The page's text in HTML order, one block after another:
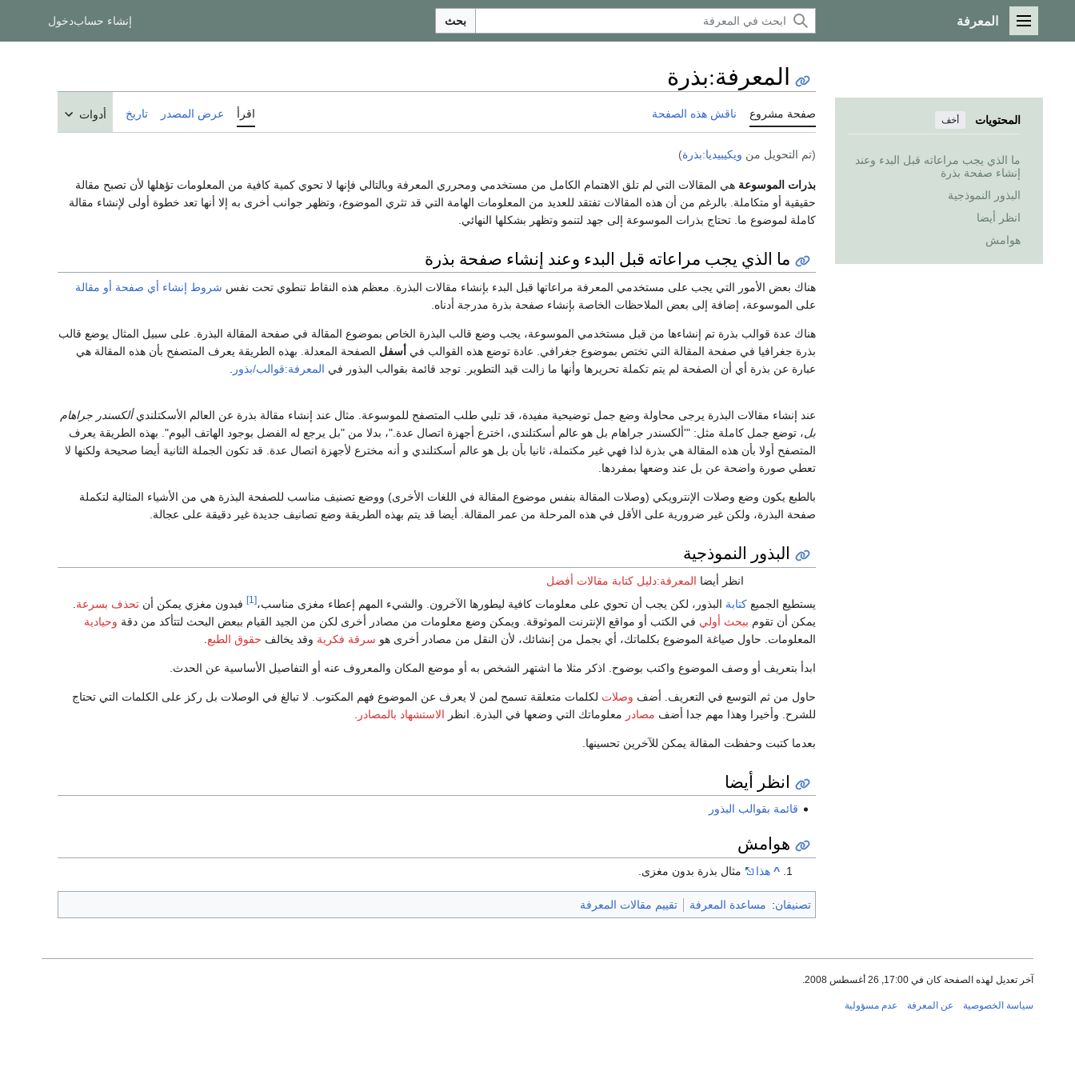
القائمة الرئيسية
المعرفة بحث إنشاء حسابدخول
المحتويات أخف
ما الذي يجب مراعاته قبل البدء وعند
إنشاء صفحة بذرة
البذور النموذجية
انظر أيضا
هوامش
المعرفة:بذرة
صفحة مشروع ناقش هذه الصفحة اقرأ عرض المصدر تاريخ أدوات
(تم التحويل من ويكيبيديا:بذرة)
بذرات الموسوعة هي المقالات التي لم تلق الاهتمام الكامل من مستخدمي ومحرري المعرفة وبالتالي فإنها لا تحوي كمية كافية من المعلومات تؤهلها لأن تصبح مقالة
حقيقية أو متكاملة. بالرغم من أن هذه المقالات تفتقد للعديد من المعلومات الهامة التي قد تثري الموضوع، وتظهر جوانب أخرى به إلا أنها تعد خطوة أولى لإنشاء مقالة
كاملة لموضوع ما. تحتاج بذرات الموسوعة إلى جهد لتنمو وتظهر بشكلها النهائي.
ما الذي يجب مراعاته قبل البدء وعند إنشاء صفحة بذرة
هناك بعض الأمور التي يجب على مستخدمي المعرفة مراعاتها قبل البدء بإنشاء مقالات البذرة. معظم هذه النقاط تنطوي تحت نفس شروط إنشاء أي صفحة أو مقالة
على الموسوعة، إضافة إلى بعض الملاحظات الخاصة بإنشاء صفحة بذرة مدرجة أدناه.
هناك عدة قوالب بذرة تم إنشاءها من قبل مستخدمي الموسوعة، يجب وضع قالب البذرة الخاص بموضوع المقالة في صفحة المقالة البذرة. على سبيل المثال يوضع قالب
بذرة جغرافيا في صفحة المقالة التي تختص بموضوع جغرافي. عادة توضع هذه القوالب في أسفل الصفحة المعدلة. بهذه الطريقة يعرف المتصفح بأن هذه المقالة هي
عبارة عن بذرة أي أن الصفحة لم يتم تكملة تحريرها وأنها ما زالت قيد التطوير. توجد قائمة بقوالب البذور في المعرفة:قوالب/بذور .
عند إنشاء مقالات البذرة يرجى محاولة وضع جمل توضيحية مفيدة، قد تلبي طلب المتصفح للموسوعة. مثال عند إنشاء مقالة بذرة عن العالم الأسكتلنديألكسندر جراهام
بل، توضع جمل كاملة مثل: "'ألكسندر جراهام بل هو عالم أسكتلندي، اخترع أجهزة اتصال عدة."، بدلا من "بل يرجع له الفضل بوجود الهاتف اليوم". بهذه الطريقة يعرف
المتصفح أولا بأن هذه المقالة هي بذرة لذا فهي غير مكتملة، ثانيا بأن بل هو عالم أسكتلندي و أنه مخترع لأجهزة اتصال عدة. قد تكون الجملة الثانية أيضا صحيحة ولكنها لا
تعطي صورة واضحة عن بل عند وضعها بمفردها.
بالطبع يكون وضع وصلات الإنترويكي (وصلات المقالة بنفس موضوع المقالة في اللغات الأخرى) ووضع تصنيف مناسب للصفحة البذرة هي من الأشياء المثالية لتكملة
صفحة البذرة، ولكن غير ضرورية على الأقل في هذه المرحلة من عمر المقالة. أيضا قد يتم بهذه الطريقة وضع تصانيف جديدة غير دقيقة على عجالة.
البذور النموذجية
انظر أيضا المعرفة:دليل كتابة مقالات أفضل
يستطيع الجميع كتابة البذور، لكن يجب أن تحوي على معلومات كافية ليطورها الآخرون. والشيء المهم إعطاء مغزى مناسب،[1] فبدون مغزي يمكن أن تحذف بسرعة
يمكن أن تقوم ببحث أولي في الكتب أو مواقع الإنترنت الموثوقة. ويمكن وضع معلومات من مصادر أخرى لكن من الجيد القيام ببعض البحث لتتأكد من دقة وحيادية
المعلومات. حاول صياغة الموضوع بكلماتك، أي بجمل من إنشائك، لأن النقل من مصادر أخرى هو سرقة فكرية وقد يخالف حقوق الطبع
ابدأ بتعريف أو وصف الموضوع واكتب بوضوح. اذكر مثلا ما اشتهر الشخص به أو موضع المكان والمعروف عنه أو التفاصيل الأساسية عن الحدث.
حاول من ثم التوسع في التعريف. أضف وصلات لكلمات متعلقة تسمح لمن لا يعرف عن الموضوع فهم المكتوب. لا تبالغ في الوصلات بل ركز على الكلمات التي تحتاج
للشرح. وأخيرا وهذا مهم جدا أضف مصادر معلوماتك التي وضعها في البذرة. انظر الاستشهاد بالمصادر
بعدما كتبت وحفظت المقالة يمكن للآخرين تحسينها.
انظر أيضا
قائمة بقوالب البذور
هوامش
^ هذا مثال بذرة بدون مغزى.
تصنيفان: مساعدة المعرفة تقييم مقالات المعرفة
آخر تعديل لهذه الصفحة كان في 17:00, 26 أغسطس 2008.
سياسة الخصوصية عن المعرفة عدم مسؤولية